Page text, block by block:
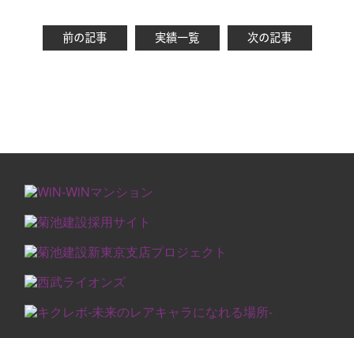
前の記事 実績一覧 次の記事